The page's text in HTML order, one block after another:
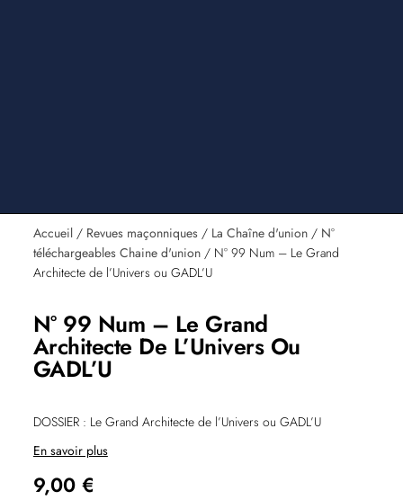
Accueil/ Revues maçonniques/ La Chaîne d'union/ N°
téléchargeables Chaine d'union/ N° 99 Num – Le Grand
Architecte de l’Univers ou GADL’U
N° 99 Num – Le Grand
Architecte De L’Univers Ou
GADL’U
DOSSIER : Le Grand Architecte de l’Univers ou GADL’U
En savoir plus
9,00 €